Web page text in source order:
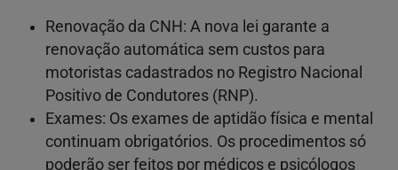
Renovação da CNH: A nova lei garante a
renovação automática sem custos para
motoristas cadastrados no Registro Nacional
Positivo de Condutores (RNP).
Exames: Os exames de aptidão física e mental
continuam obrigatórios. Os procedimentos só
poderão ser feitos por médicos e psicólogos